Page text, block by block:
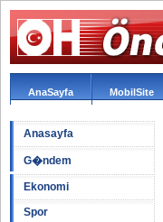
AnaSayfa MobilSite
Anasayfa
G�ndem
Ekonomi
Spor